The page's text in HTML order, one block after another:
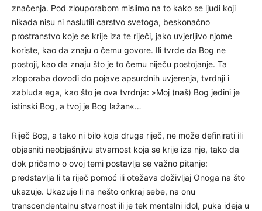
značenja. Pod zlouporabom mislimo na to kako se ljudi koji
nikada nisu ni naslutili carstvo svetoga, beskonačno
prostranstvo koje se krije iza te riječi, jako uvjerljivo njome
koriste, kao da znaju o čemu govore. Ili tvrde da Bog ne
postoji, kao da znaju što je to čemu niječu postojanje. Ta
zloporaba dovodi do pojave apsurdnih uvjerenja, tvrdnji i
zabluda ega, kao što je ova tvrdnja: »Moj (naš) Bog jedini je
istinski Bog, a tvoj je Bog lažan«…
Riječ Bog, a tako ni bilo koja druga riječ, ne može definirati ili
objasniti neobjašnjivu stvarnost koja se krije iza nje, tako da
dok pričamo o ovoj temi postavlja se važno pitanje:
predstavlja li ta riječ pomoć ili otežava doživljaj Onoga na što
ukazuje. Ukazuje li na nešto onkraj sebe, na onu
transcendentalnu stvarnost ili je tek mentalni idol, puka ideja u